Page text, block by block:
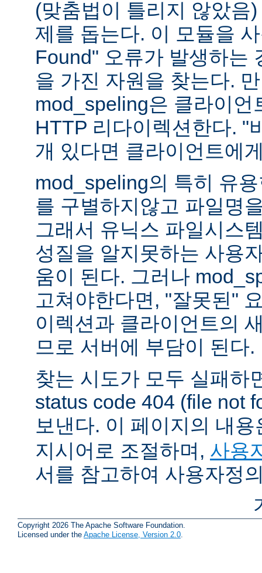
(맞춤법이 틀리지 않았음
제를 돕는다. 이 모듈을
Found" 오류가 발생하는
을 가진 자원을 찾는다.
mod_speling은 클라이언
HTTP 리다이렉션한다. "
개 있다면 클라이언트에
mod_speling의 특히 유
를 구별하지않고 파일명
그래서 유닉스 파일시스
성질을 알지못하는 사용
움이 된다. 그러나
고쳐야한다면, "잘못된"
이렉션과 클라이언트의
므로 서버에 부담이 된다.
찾는 시도가 모두 실패하
status code 404 (file not
보낸다. 이 페이지의 내
지시어로 조절하며, 사용
서를 참고하여 사용자정
Copyright 2026 The Apache Software Foundation.
Licensed under the Apache License, Version 2.0